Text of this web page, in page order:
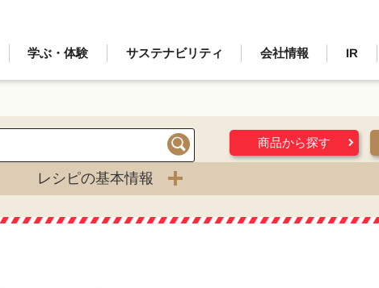
学ぶ・体験 サステナビリティ 会社情報 IR
検索
商品から探す
レシピの基本情報